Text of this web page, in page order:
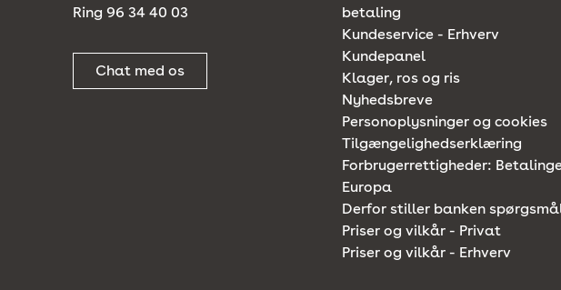
Ring 96 34 40 03
Chat med os
betaling
Kundeservice - Erhverv
Kundepanel
Klager, ros og ris
Nyhedsbreve
Personoplysninger og cookies
Tilgængelighedserklæring
Forbrugerrettigheder:
Europa
Derfor stiller banken
Priser og vilkår - Privat
Priser og vilkår - Erhverv